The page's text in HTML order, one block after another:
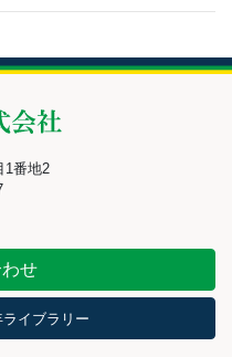
1番地2
せ
イブラリー